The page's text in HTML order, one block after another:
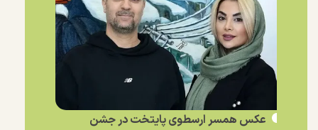
عکس همسر ارسطوی پایتخت در جشن